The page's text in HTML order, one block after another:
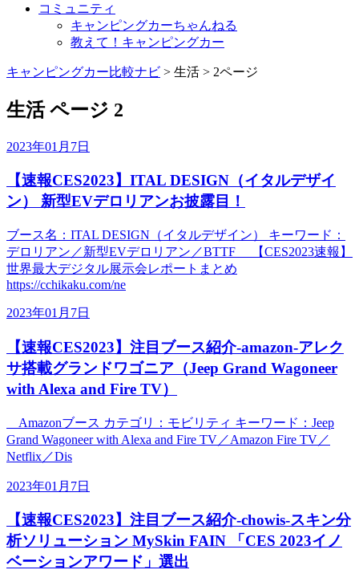
コミュニティ
キャンピングカーちゃんねる
教えて！キャンピングカー
キャンピングカー比較ナビ > 生活 > 2ページ
生活 ページ 2
2023年01月7日
【速報CES2023】ITAL DESIGN（イタルデザイ
ン） 新型EVデロリアンお披露目！
ブース名：ITAL DESIGN（イタルデザイン） キーワード：
デロリアン／新型EVデロリアン／BTTF 【CES2023速報】
世界最大デジタル展示会レポートまとめ
https://cchikaku.com/ne
2023年01月7日
【速報CES2023】注目ブース紹介-amazon-アレク
サ搭載グランドワゴニア（Jeep Grand Wagoneer
with Alexa and Fire TV）
Amazonブース カテゴリ：モビリティ キーワード：Jeep
Grand Wagoneer with Alexa and Fire TV／Amazon Fire TV／
Netflix／Dis
2023年01月7日
【速報CES2023】注目ブース紹介-chowis-スキン分
析ソリューション MySkin FAIN 「CES 2023イノ
ベーションアワード」選出